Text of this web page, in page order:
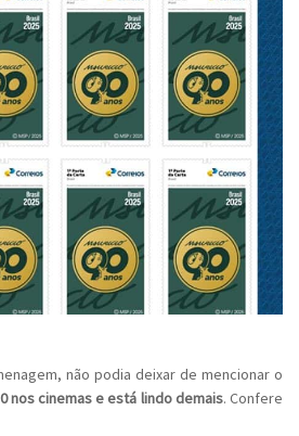
não podia deixar de mencionar o
nos cinemas e está lindo demais. Confere